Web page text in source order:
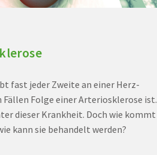
fast jeder Zweite an einer Herz-
Folge einer Arteriosklerose ist.
dieser Krankheit. Doch wie kommt
kann sie behandelt werden?